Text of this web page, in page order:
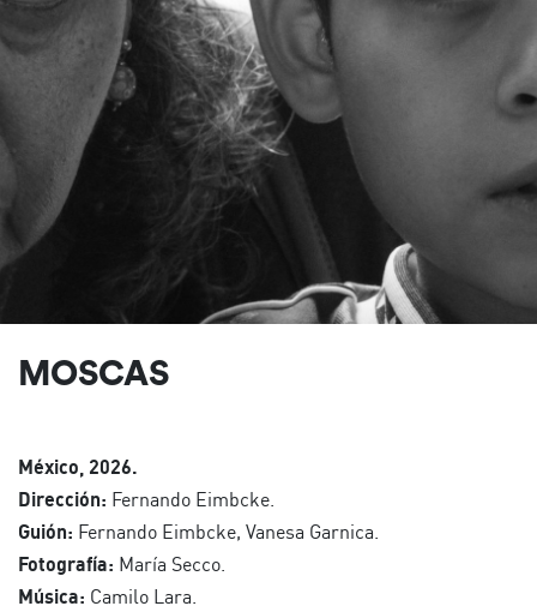
MOSCAS
México, 2026.
Dirección: Fernando Eimbcke.
Guión: Fernando Eimbcke, Vanesa Garnica.
Fotografía: María Secco.
Música: Camilo Lara.